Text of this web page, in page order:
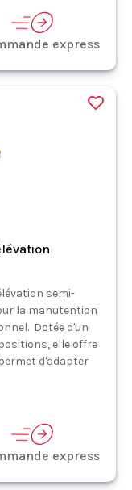
express
semi-
la manutention
Dotée d'un
elle offre
d'adapter
express